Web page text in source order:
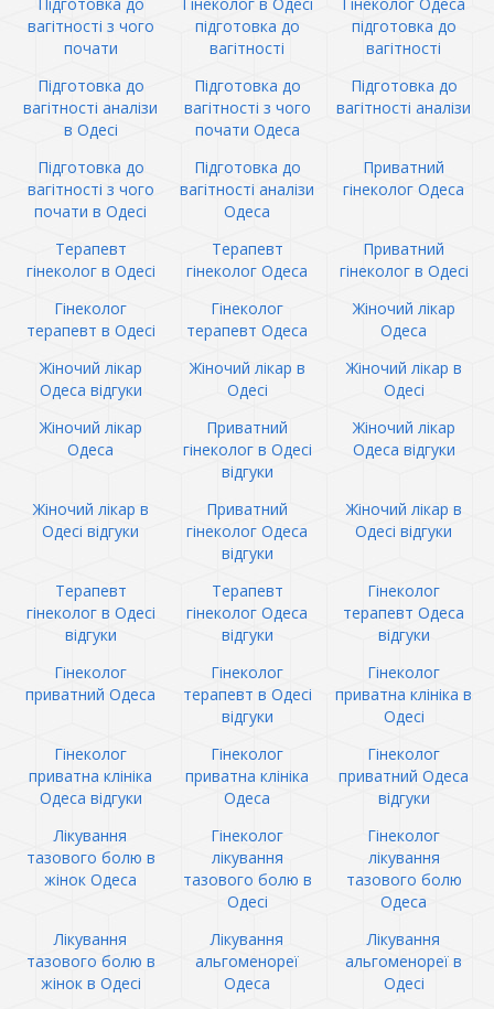
вагітності з чого
почати
підготовка до
вагітності
підготовка до
вагітності
Підготовка до
вагітності аналізи
в Одесі
Підготовка до
вагітності з чого
почати Одеса
Підготовка до
вагітності аналізи
Підготовка до
вагітності з чого
почати в Одесі
Підготовка до
вагітності аналізи
Одеса
Приватний
гінеколог Одеса
Терапевт
гінеколог в Одесі
Терапевт
гінеколог Одеса
Приватний
гінеколог в Одесі
Гінеколог
терапевт в Одесі
Гінеколог
терапевт Одеса
Жіночий лікар
Одеса
Жіночий лікар
Одеса відгуки
Жіночий лікар в
Одесі
Жіночий лікар в
Одесі
Жіночий лікар
Одеса
Приватний
гінеколог в Одесі
відгуки
Жіночий лікар
Одеса відгуки
Жіночий лікар в
Одесі відгуки
Приватний
гінеколог Одеса
відгуки
Жіночий лікар в
Одесі відгуки
Терапевт
гінеколог в Одесі
відгуки
Терапевт
гінеколог Одеса
відгуки
Гінеколог
терапевт Одеса
відгуки
Гінеколог
приватний Одеса
Гінеколог
терапевт в Одесі
відгуки
Гінеколог
приватна клініка в
Одесі
Гінеколог
приватна клініка
Одеса відгуки
Гінеколог
приватна клініка
Одеса
Гінеколог
приватний Одеса
відгуки
Лікування
тазового болю в
жінок Одеса
Гінеколог
лікування
тазового болю в
Одесі
Гінеколог
лікування
тазового болю
Одеса
Лікування
тазового болю в
жінок в Одесі
Лікування
альгоменореї
Одеса
Лікування
альгоменореї в
Одесі